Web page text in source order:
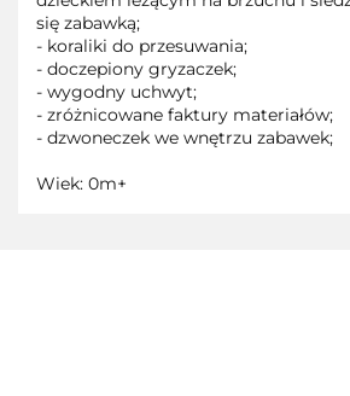
się zabawką;
- koraliki do przesuwania;
- doczepiony gryzaczek;
- wygodny uchwyt;
- zróżnicowane faktury materiałów;
- dzwoneczek we wnętrzu zabawek;
Wiek: 0m+